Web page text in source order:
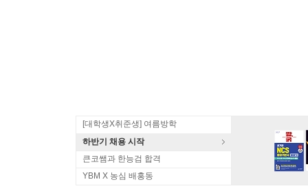
[대학생X취준생] 여름방학
하반기 채용 시작
큰코쌤과 한능검 합격
YBM X 농심 배홍동